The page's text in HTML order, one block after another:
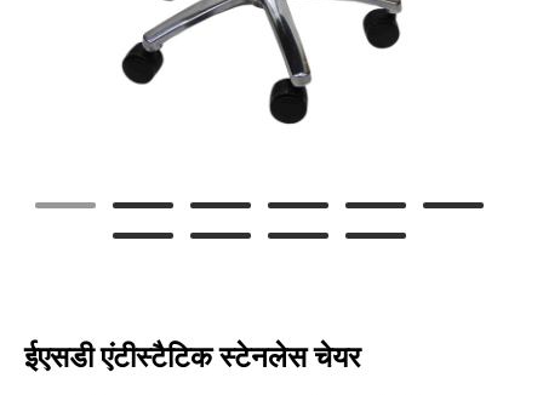
ईएसडी एंटीस्टैटिक स्टेनलेस चेयर